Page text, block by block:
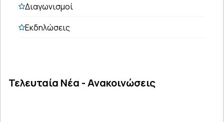
Διαγωνισμοί
Εκδηλώσεις
Τελευταία Νέα - Ανακοινώσεις